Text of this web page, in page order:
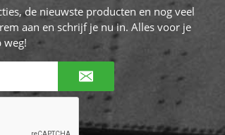
de nieuwste producten en nog veel
aan en schrijf je nu in. Alles voor je
weg!